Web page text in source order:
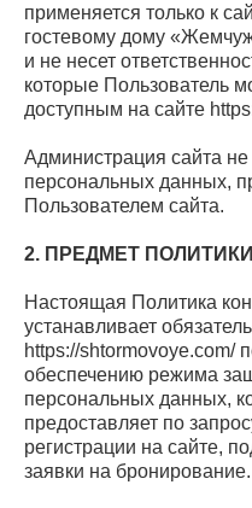
применяется только к
гостевому дому
и не несет
которые Пользователь
доступным на сайте
Администрация сайта
персональных данных,
Пользователем сайта.
2. ПРЕДМЕТ
Настоящая Политика
устанавливает
https://shtormovoye.com/
обеспечению режима
персональных данных,
предоставляет по
регистрации на сайте,
заявки на бронирование.